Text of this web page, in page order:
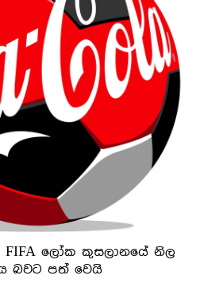
FIFA ලෝක කුසලානයේ නිල
බවට පත් වෙයි